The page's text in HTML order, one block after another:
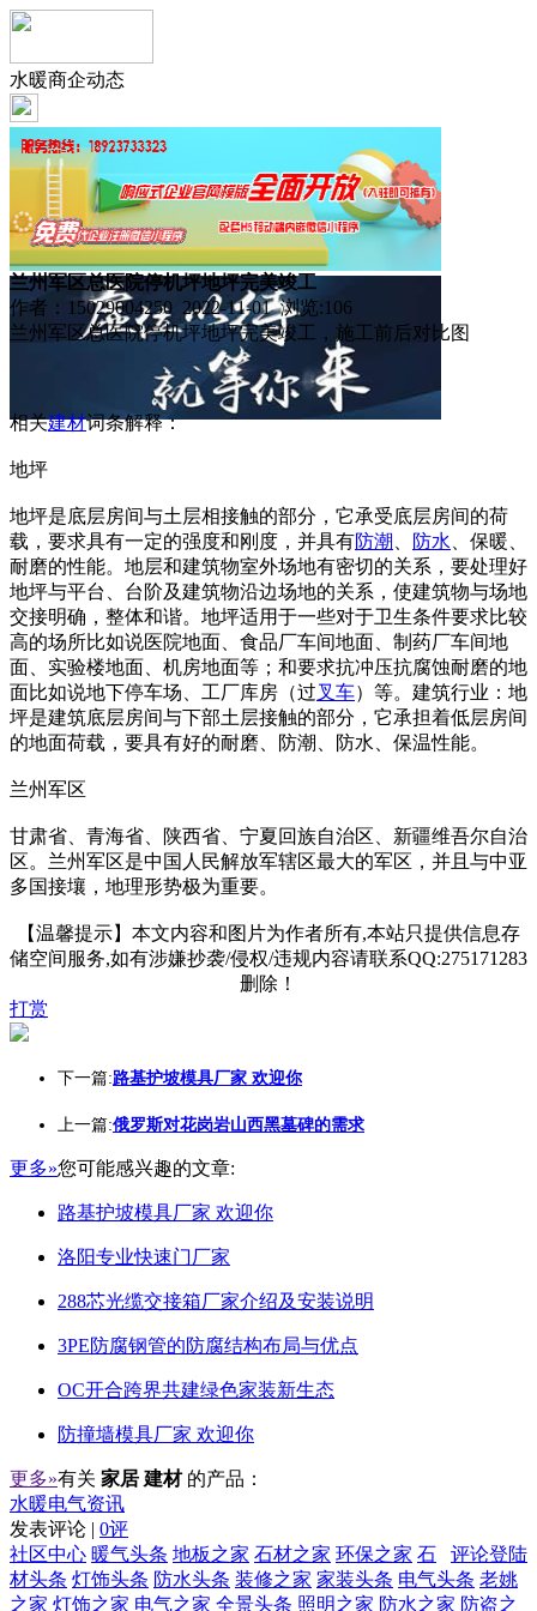
水暖商企动态
兰州军区总医院停机坪地坪完美竣工
作者：15029004250 2022-11-01 浏览:106
兰州军区总医院停机坪地坪完美竣工，施工前后对比图
相关建材词条解释：
地坪
地坪是底层房间与土层相接触的部分，它承受底层房间的荷
载，要求具有一定的强度和刚度，并具有防潮 防水 、保暖、
耐磨的性能。地层和建筑物室外场地有密切的关系，要处理好
地坪与平台、台阶及建筑物沿边场地的关系，使建筑物与场地
交接明确，整体和谐。地坪适用于一些对于卫生条件要求比较
高的场所比如说医院地面、食品厂车间地面、制药厂车间地
面、实验楼地面、机房地面等；和要求抗冲压抗腐蚀耐磨的地
面比如说地下停车场、工厂库房（过叉车）等。建筑行业：地
坪是建筑底层房间与下部土层接触的部分，它承担着低层房间
的地面荷载，要具有好的耐磨、防潮、防水、保温性能。
兰州军区
甘肃省、青海省、陕西省、宁夏回族自治区、新疆维吾尔自治
区。兰州军区是中国人民解放军辖区最大的军区，并且与中亚
多国接壤，地理形势极为重要。
【温馨提示】本文内容和图片为作者所有,本站只提供信息存
储空间服务,如有涉嫌抄袭/侵权/违规内容请联系QQ:275171283
删除！
打赏
下一篇:路基护坡模具厂家 欢迎你
上一篇:俄罗斯对花岗岩山西黑墓碑的需求
更多»您可能感兴趣的文章:
路基护坡模具厂家 欢迎你
洛阳专业快速门厂家
288芯光缆交接箱厂家介绍及安装说明
3PE防腐钢管的防腐结构布局与优点
OC开合跨界共建绿色家装新生态
防撞墙模具厂家 欢迎你
更多»有关 家居 建材 的产品：
水暖电气资讯
发表评论 | 0评
评论登陆
社区中心 暖气头条 地板之家 石材之家 环保之家 石
材头条 灯饰头条 防水头条 装修之家 家装头条 电气头条 老姚
之家 灯饰之家 电气之家 全景头条 照明之家 防水之家 防盗之